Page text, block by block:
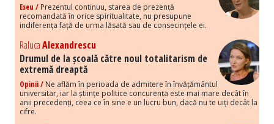
Eseu / Prezentul continuu, starea de prezență
recomandată în orice spiritualitate, nu presupune
indiferența față de urma lăsată sau de consecințele ei.
RalucaAlexandrescu
Drumul de la școală către noul totalitarism de
extremă dreaptă
Opinii / Ne aflăm în perioada de admitere în învățământul
universitar, iar la științe politice concurența este mai mare decât în
anii precedenți, ceea ce în sine e un lucru bun, dacă nu te uiți decât la
cifre.